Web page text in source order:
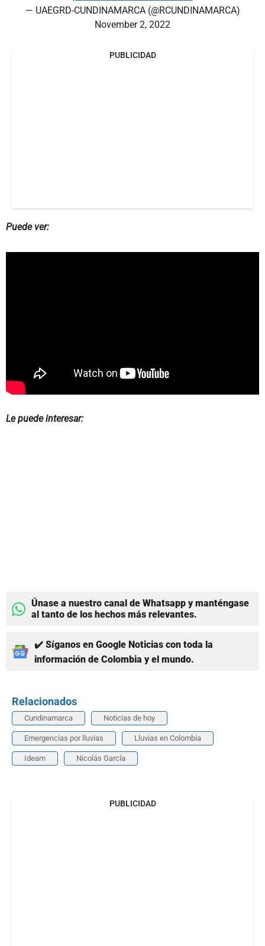
— UAEGRD-CUNDINAMARCA (@RCUNDINAMARCA)
November 2, 2022
PUBLICIDAD
Puede ver:
Le puede interesar:
Únase a nuestro canal de Whatsapp y manténgase
al tanto de los hechos más relevantes.
✔️ Síganos en Google Noticias con toda la
información de Colombia y el mundo.
Relacionados
Cundinamarca Noticias de hoy
Emergencias por lluvias Lluvias en Colombia
Ideam Nicolás García
PUBLICIDAD